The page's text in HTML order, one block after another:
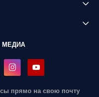
прямо на свою почту